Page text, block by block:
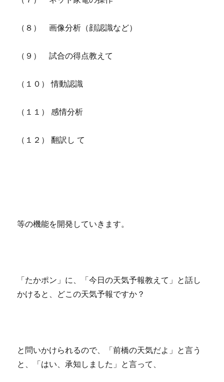
（８） 画像分析（顔認識など）
（９） 試合の得点教えて
（１０） 情動認識
（１１） 感情分析
（１２） 翻訳し て
等の機能を開発していきます。
「たかポン」に、「今日の天気予報教えて」と話し
かけると、どこの天気予報ですか？
と問いかけられるので、「前橋の天気だよ」と言う
と、「はい、承知しました」と言って、